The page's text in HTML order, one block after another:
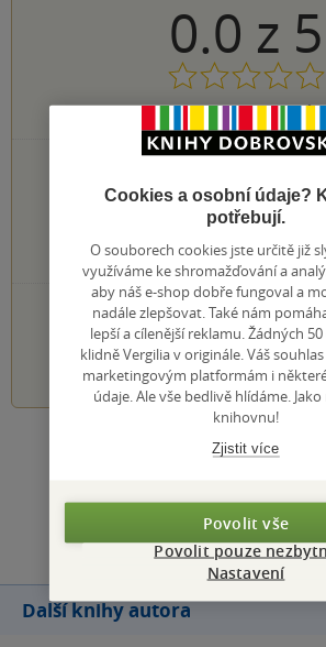
0.0 z 5
0hodnocení čtenářů
0×
4 hvězdičky
0×
3 hvězdičky
0×
1 hvezdička
PŘIDEJTE SVÉ HODNOCENÍ
1 2 3 4 5
Zobrazit všechna
Přidat
Další knihy autora
Cookies a osobní údaje?
potřebují.
O souborech cookies jste určitě již
využíváme ke shromažďování a
aby náš e-shop dobře fungoval a
nadále zlepšovat. Také nám
lepší a cílenější reklamu. Žádných
klidně Vergilia v originále. Váš
marketingovým platformám i
údaje. Ale vše bedlivě hlídáme.
knihovnu!
Zjistit více
Povolit vše
Povolit pouze
Nastavení